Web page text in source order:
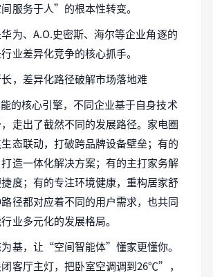
服务于人”的根本性转变。
为、A.O.史密斯、海尔等企业角逐的
业差异化竞争的核心抓手。
，差异化路径破解市场落地难
的核心引擎，不同企业基于自身技术
走出了截然不同的发展路径。家电圈
态联动，打破跨品牌设备壁垒；有的
造一体化解决方案；有的主打家务解
度；有的专注环境健康，重构居家舒
径都对应着不同的用户需求，也共同
业多元化的发展格局。
基，让“空间智能体”懂家更懂你。
客厅主灯，把卧室空调调到26℃”，